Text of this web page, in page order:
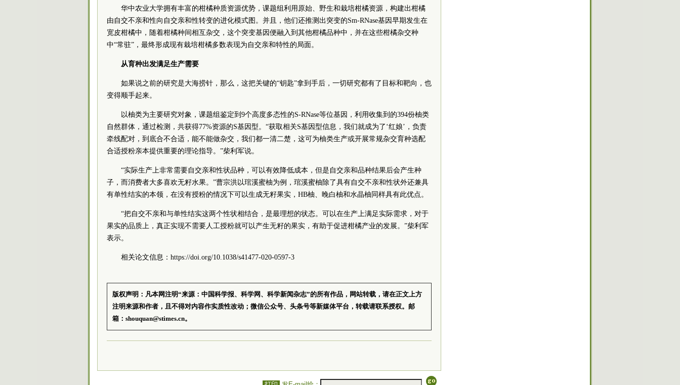
华中农业大学拥有丰富的柑橘种质资源优势，课题组利用原始、野生和栽培柑橘资源，构建出柑橘
由自交不亲和性向自交亲和性转变的进化模式图。并且，他们还推测出突变的Sm-RNase基因早期发生在
宽皮柑橘中，随着柑橘种间相互杂交，这个突变基因便融入到其他柑橘品种中，并在这些柑橘杂交种
中“常驻”，最终形成现有栽培柑橘多数表现为自交亲和特性的局面。
从育种出发满足生产需要
如果说之前的研究是大海捞针，那么，这把关键的“钥匙”拿到手后，一切研究都有了目标和靶向，也
变得顺手起来。
以柚类为主要研究对象，课题组鉴定到9个高度多态性的S-RNase等位基因，利用收集到的394份柚类
自然群体，通过检测，共获得77%资源的S基因型。“获取相关S基因型信息，我们就成为了‘红娘’，负责
牵线配对，到底合不合适，能不能做杂交，我们都一清二楚，这可为柚类生产或开展常规杂交育种选配
合适授粉亲本提供重要的理论指导。”柴利军说。
“实际生产上非常需要自交亲和性状品种，可以有效降低成本，但是自交亲和品种结果后会产生种
子，而消费者大多喜欢无籽水果。”曹宗洪以琯溪蜜柚为例，琯溪蜜柚除了具有自交不亲和性状外还兼具
有单性结实的本领，在没有授粉的情况下可以生成无籽果实，HB柚、晚白柚和水晶柚同样具有此优点。
“把自交不亲和与单性结实这两个性状相结合，是最理想的状态。可以在生产上满足实际需求，对于
果实的品质上，真正实现不需要人工授粉就可以产生无籽的果实，有助于促进柑橘产业的发展。”柴利军
表示。
相关论文信息：https://doi.org/10.1038/s41477-020-0597-3
版权声明：凡本网注明“来源：中国科学报、科学网、科学新闻杂志”的所有作品，网站转载，请在正文上方
注明来源和作者，且不得对内容作实质性改动；微信公众号、头条号等新媒体平台，转载请联系授权。邮
箱：shouquan@stimes.cn。